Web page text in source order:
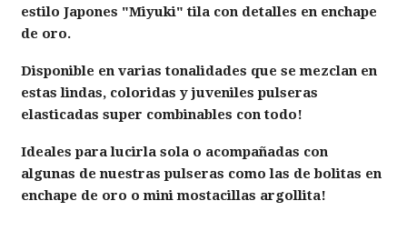
estilo Japones "Miyuki" tila con detalles en enchape
de oro.
Disponible en varias tonalidades que se mezclan en
estas lindas, coloridas y juveniles pulseras
elasticadas super combinables con todo!
Ideales para lucirla sola o acompañadas con
algunas de nuestras pulseras como las de bolitas en
enchape de oro o mini mostacillas argollita!